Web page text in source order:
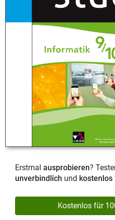
Erstmal ausprobieren?
unverbindlich und kostenlos
Kostenlos für